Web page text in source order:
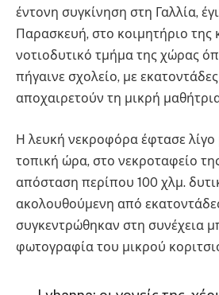
έντονη συγκίνηση στη Γαλλία,
Παρασκευή, στο κοιμητήριο της
νοτιοδυτικό τμήμα της χώρας
πήγαινε σχολείο, με
αποχαιρετούν τη μικρή
Η λευκή νεκροφόρα έφτασε λίγο
τοπική ώρα, στο νεκροταφείο
απόσταση περίπου 100 χλμ.
ακολουθούμενη από
συγκεντρώθηκαν στη συνέχεια
φωτογραφία του μικρού